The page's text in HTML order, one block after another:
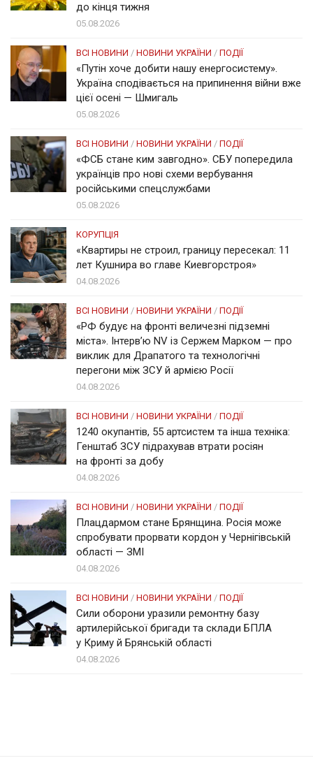
до кінця тижня
05.08.2026
ВСІ НОВИНИ / НОВИНИ УКРАЇНИ / ПОДІЇ
«Путін хоче добити нашу енергосистему».
Україна сподівається на припинення війни вже
цієї осені — Шмигаль
05.08.2026
ВСІ НОВИНИ / НОВИНИ УКРАЇНИ / ПОДІЇ
«ФСБ стане ким завгодно». СБУ попередила
українців про нові схеми вербування
російськими спецслужбами
05.08.2026
КОРУПЦІЯ
«Квартиры не строил, границу пересекал: 11
лет Кушнира во главе Киевгорстроя»
04.08.2026
ВСІ НОВИНИ / НОВИНИ УКРАЇНИ / ПОДІЇ
«РФ будує на фронті величезні підземні
міста». Інтерв’ю NV із Сержем Марком — про
виклик для Драпатого та технологічні
перегони між ЗСУ й армією Росії
04.08.2026
ВСІ НОВИНИ / НОВИНИ УКРАЇНИ / ПОДІЇ
1240 окупантів, 55 артсистем та інша техніка:
Генштаб ЗСУ підрахував втрати росіян
на фронті за добу
04.08.2026
ВСІ НОВИНИ / НОВИНИ УКРАЇНИ / ПОДІЇ
Плацдармом стане Брянщина. Росія може
спробувати прорвати кордон у Чернігівській
області — ЗМІ
04.08.2026
ВСІ НОВИНИ / НОВИНИ УКРАЇНИ / ПОДІЇ
Сили оборони уразили ремонтну базу
артилерійської бригади та склади БПЛА
у Криму й Брянській області
04.08.2026